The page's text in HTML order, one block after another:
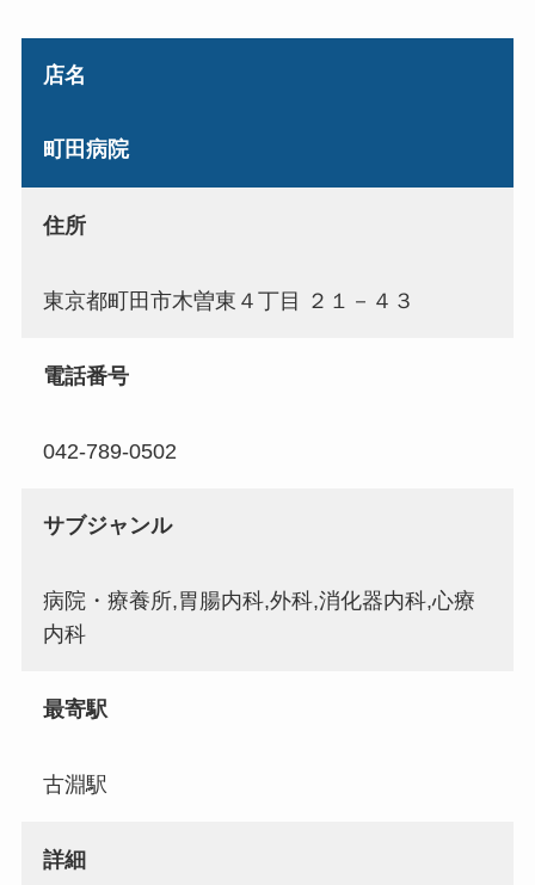
店名
町田病院
住所
東京都町田市木曽東４丁目 ２１－４３
電話番号
042-789-0502
サブジャンル
病院・療養所,胃腸内科,外科,消化器内科,心療
内科
最寄駅
古淵駅
詳細